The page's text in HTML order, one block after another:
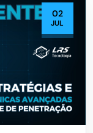
02
JUL